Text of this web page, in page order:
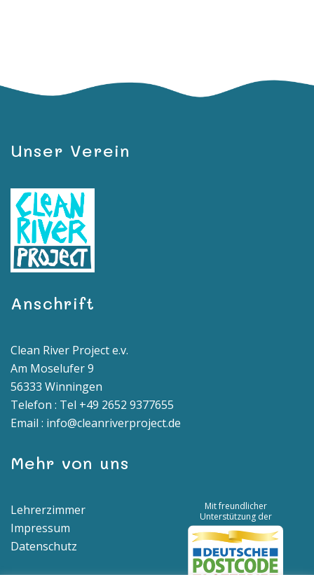
Unser Verein
Anschrift
Clean River Project e.v.
Am Moselufer 9
56333 Winningen
Telefon : Tel +49 2652 9377655
Email : info@cleanriverproject.de
Mehr von uns
Lehrerzimmer
Impressum
Datenschutz
Mit freundlicher
Unterstützung der